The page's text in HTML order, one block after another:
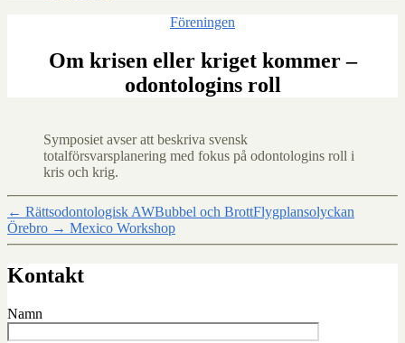
Kategorier
Föreningen
Om krisen eller kriget kommer –
odontologins roll
Symposiet avser att beskriva svensk
totalförsvarsplanering med fokus på odontologins roll i
kris och krig.
← Rättsodontologisk AWBubbel och BrottFlygplansolyckan
Örebro → Mexico Workshop
Kontakt
Namn